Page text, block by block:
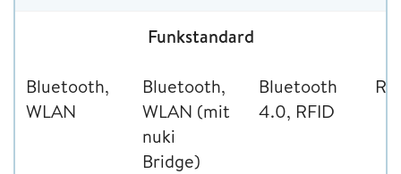
Funkstandard
Bluetooth,
WLAN
Bluetooth,
WLAN (mit
nuki
Bridge)
Bluetooth
4.0, RFID